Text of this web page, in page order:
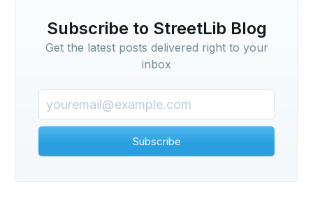
Subscribe to StreetLib Blog
Get the latest posts delivered right to your
inbox
Subscribe